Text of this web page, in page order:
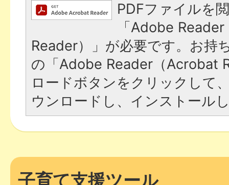
PDFファイルを
「Adobe
Reader）」が必要です。お持
の「Adobe Reader（Acrobat
ロードボタンをクリックして
ウンロードし、インストール
子育て支援ツール